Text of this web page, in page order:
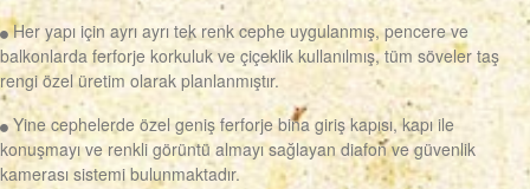
Her yapı için ayrı ayrı tek renk cephe uygulanmış, pencere ve
balkonlarda ferforje korkuluk ve çiçeklik kullanılmış, tüm söveler taş
rengi özel üretim olarak planlanmıştır.
Yine cephelerde özel geniş ferforje bina giriş kapısı, kapı ile
konuşmayı ve renkli görüntü almayı sağlayan diafon ve güvenlik
kamerası sistemi bulunmaktadır.